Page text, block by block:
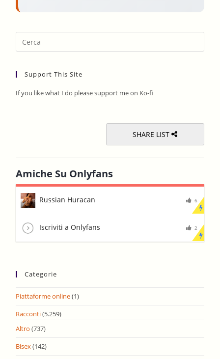
Support This Site
If you like what I do please support me on Ko-fi
SHARE LIST
Amiche Su Onlyfans
Russian Huracan 6
Iscriviti a Onlyfans 2
Categorie
Piattaforme online(1)
Racconti(5.259)
Altro (737)
Bisex(142)